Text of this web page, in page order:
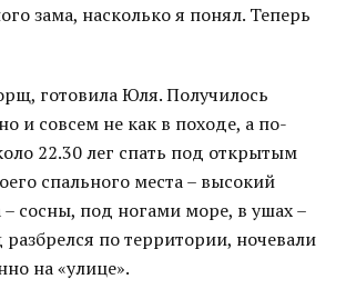
зама, насколько я понял. Теперь
готовила Юля. Получилось
и совсем не как в походе, а по-
22.30 лег спать под открытым
спального места – высокий
– сосны, под ногами море, в ушах –
по территории, ночевали
на «улице».